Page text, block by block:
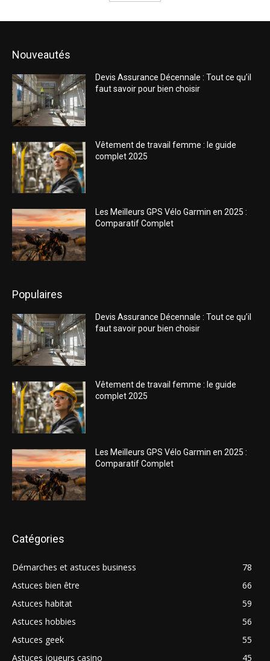
Nouveautés
Devis Assurance Décennale : Tout ce qu’il
faut savoir pour bien choisir
Vêtement de travail femme : le guide
complet 2025
Les Meilleurs GPS Vélo Garmin en 2025 :
Comparatif Complet
Populaires
Devis Assurance Décennale : Tout ce qu’il
faut savoir pour bien choisir
Vêtement de travail femme : le guide
complet 2025
Les Meilleurs GPS Vélo Garmin en 2025 :
Comparatif Complet
Catégories
Démarches et astuces business
78
Astuces bien être
66
Astuces habitat
59
Astuces hobbies
56
Astuces geek
55
Astuces joueurs casino
45